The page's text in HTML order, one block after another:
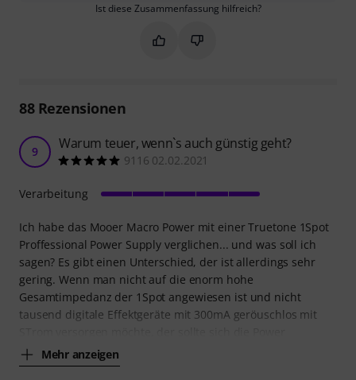
Ist diese Zusammenfassung hilfreich?
Markieren Sie diese
Markieren Sie diese
88Rezensionen
9 Warum teuer, wenn`s auch günstig geht?
9116 02.02.2021
Ich habe das Mooer Macro Power mit einer Truetone 1Spot
Proffessional Power Supply verglichen... und was soll ich
sagen? Es gibt einen Unterschied, der ist allerdings sehr
gering. Wenn man nicht auf die enorm hohe
Gesamtimpedanz der 1Spot angewiesen ist und nicht
tausend digitale Effektgeräte mit 300mA geröuschlos mit
Mehr anzeigen
Verarbeitung